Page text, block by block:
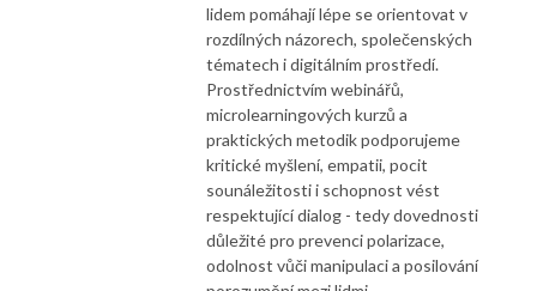
lidem pomáhají lépe se orientovat v
rozdílných názorech, společenských
tématech i digitálním prostředí.
Prostřednictvím webinářů,
microlearningových kurzů a
praktických metodik podporujeme
kritické myšlení, empatii, pocit
sounáležitosti i schopnost vést
respektující dialog - tedy dovednosti
důležité pro prevenci polarizace,
odolnost vůči manipulaci a posilování